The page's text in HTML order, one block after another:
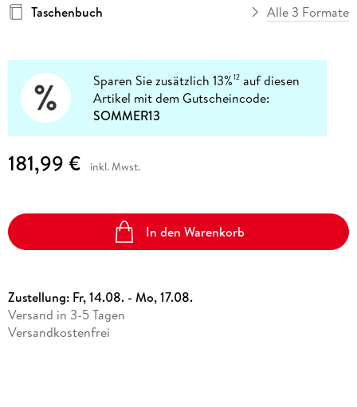
Taschenbuch
Alle 3 Formate
Sparen Sie zusätzlich 13%12 auf diesen
Artikel mit dem Gutscheincode:
SOMMER13
181,99 € inkl. Mwst.
In den Warenkorb
Zustellung: Fr, 14.08. - Mo, 17.08.
Versand in 3-5 Tagen
Versandkostenfrei